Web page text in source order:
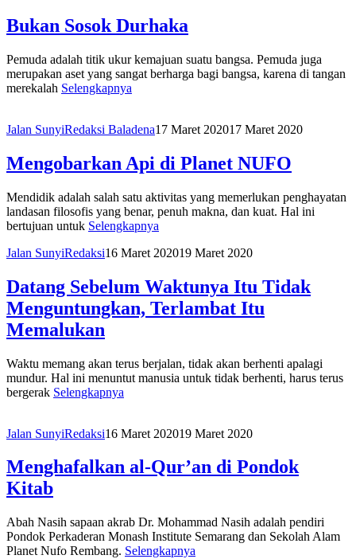
Bukan Sosok Durhaka
Pemuda adalah titik ukur kemajuan suatu bangsa. Pemuda juga
merupakan aset yang sangat berharga bagi bangsa, karena di tangan
merekalah Selengkapnya
Jalan SunyiRedaksi Baladena17 Maret 202017 Maret 2020
Mengobarkan Api di Planet NUFO
Mendidik adalah salah satu aktivitas yang memerlukan penghayatan
landasan filosofis yang benar, penuh makna, dan kuat. Hal ini
bertujuan untuk Selengkapnya
Jalan SunyiRedaksi16 Maret 202019 Maret 2020
Datang Sebelum Waktunya Itu Tidak
Menguntungkan, Terlambat Itu
Memalukan
Waktu memang akan terus berjalan, tidak akan berhenti apalagi
mundur. Hal ini menuntut manusia untuk tidak berhenti, harus terus
bergerak Selengkapnya
Jalan SunyiRedaksi16 Maret 202019 Maret 2020
Menghafalkan al-Qur’an di Pondok
Kitab
Abah Nasih sapaan akrab Dr. Mohammad Nasih adalah pendiri
Pondok Perkaderan Monash Institute Semarang dan Sekolah Alam
Planet Nufo Rembang. Selengkapnya